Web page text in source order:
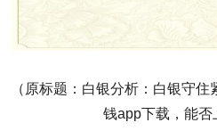
（原标题：白银分析：白银守
钱app下载，能否